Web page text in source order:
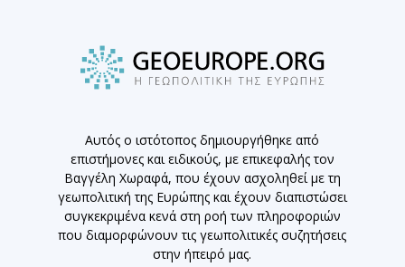
Αυτός ο ιστότοπος δημιουργήθηκε από
επιστήμονες και ειδικούς, με επικεφαλής τον
Βαγγέλη Χωραφά, που έχουν ασχοληθεί με τη
γεωπολιτική της Ευρώπης και έχουν διαπιστώσει
συγκεκριμένα κενά στη ροή των πληροφοριών
που διαμορφώνουν τις γεωπολιτικές συζητήσεις
στην ήπειρό μας.